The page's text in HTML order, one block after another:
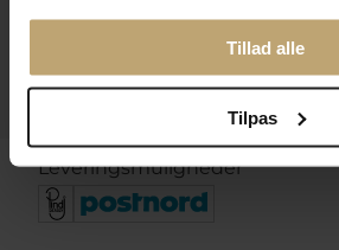
Tillad alle
Tilpas
Praktiske Sider
Leveringsmuligheder